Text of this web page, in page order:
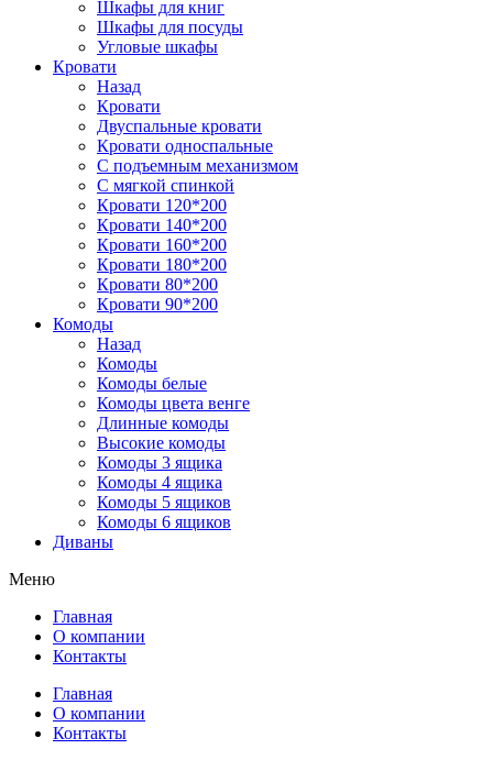
Шкафы для книг
Шкафы для посуды
Угловые шкафы
Кровати
Назад
Кровати
Двуспальные кровати
Кровати односпальные
С подъемным механизмом
С мягкой спинкой
Кровати 120*200
Кровати 140*200
Кровати 160*200
Кровати 180*200
Кровати 80*200
Кровати 90*200
Комоды
Назад
Комоды
Комоды белые
Комоды цвета венге
Длинные комоды
Высокие комоды
Комоды 3 ящика
Комоды 4 ящика
Комоды 5 ящиков
Комоды 6 ящиков
Диваны
Меню
Главная
О компании
Контакты
Главная
О компании
Контакты